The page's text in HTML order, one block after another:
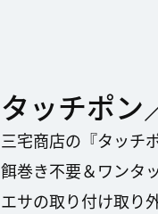
タッチポン
三宅商店の『タッチ
餌巻き不要＆ワンタ
エサの取り付け取り